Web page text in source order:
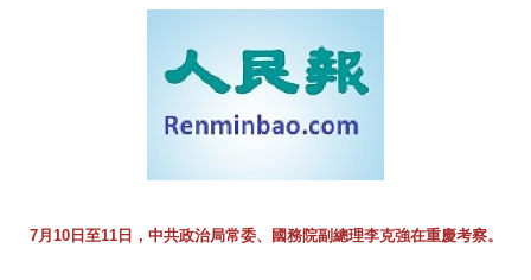
7月10日至11日，中共政治局常委、國務院副總理李克強在重慶考察。